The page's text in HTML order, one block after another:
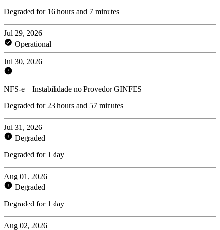
Degraded for 16 hours and 7 minutes
Jul 29, 2026
Operational
Jul 30, 2026
NFS-e – Instabilidade no Provedor GINFES
Degraded for 23 hours and 57 minutes
Jul 31, 2026
Degraded
Degraded for 1 day
Aug 01, 2026
Degraded
Degraded for 1 day
Aug 02, 2026